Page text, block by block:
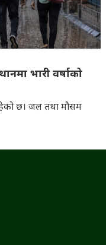
भारी वर्षाको
छ। जल तथा मौसम